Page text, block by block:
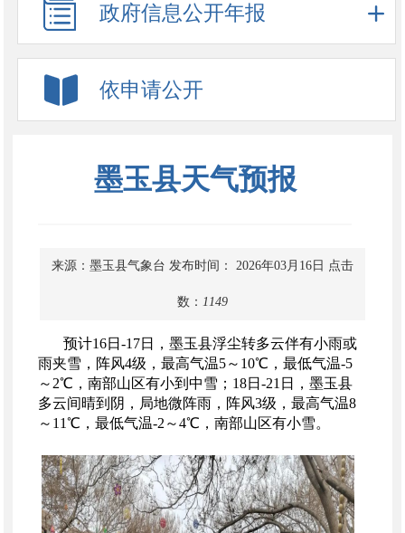
政府信息公开年报
依申请公开
墨玉县天气预报
来源：墨玉县气象台 发布时间： 2026年03月16日 点击
数： 1149
预计16日-17日，墨玉县浮尘转多云伴有小雨或
雨夹雪，阵风4级，最高气温5～ 10℃ ，最低气温-5
～ 2℃ ，南部山区有小到中雪； 18日-21 日，墨玉县
多云间晴到阴，局地微阵雨，阵风3级，最高气温8
～ 11℃ ，最低气温-2 ～4℃ ，南部山区有小雪。